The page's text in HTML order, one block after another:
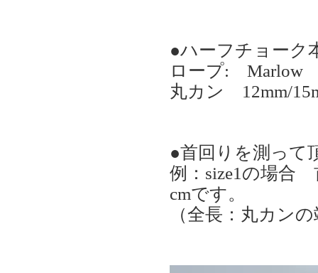
●ハーフチョー
ロープ: Marlow
丸カン 12mm/
●首回りを測って
例：size1の場合
cmです。
（全長：丸カン